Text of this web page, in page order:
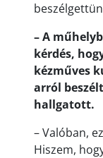
– A
kérdés,
kézműves
arról
hallgatott.
– Valóban,
Hiszem,